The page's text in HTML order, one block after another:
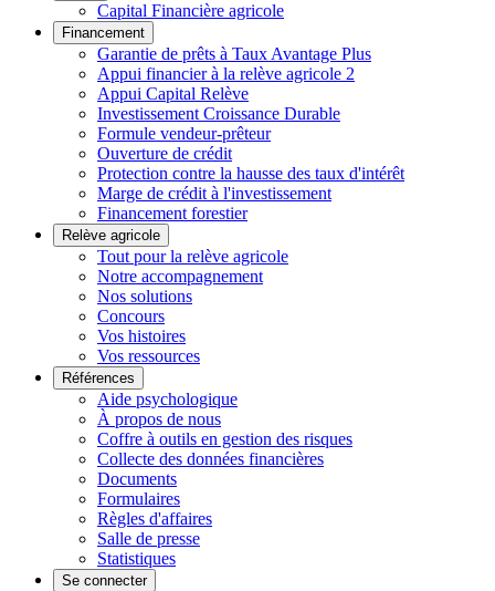
Capital Financière agricole
Financement
Garantie de prêts à Taux Avantage Plus
Appui financier à la relève agricole 2
Appui Capital Relève
Investissement Croissance Durable
Formule vendeur-prêteur
Ouverture de crédit
Protection contre la hausse des taux d'intérêt
Marge de crédit à l'investissement
Financement forestier
Relève agricole
Tout pour la relève agricole
Notre accompagnement
Nos solutions
Concours
Vos histoires
Vos ressources
Références
Aide psychologique
À propos de nous
Coffre à outils en gestion des risques
Collecte des données financières
Documents
Formulaires
Règles d'affaires
Salle de presse
Statistiques
Se connecter